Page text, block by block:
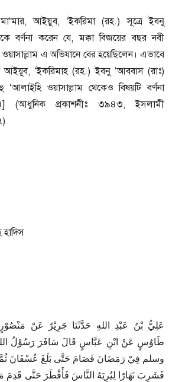
আইয়ুব, ‘ইকরিমা (রহ.) সূত্রে ইবনু
বর্ণনা করেন যে, মক্কা বিজয়ের বছর নবী
ওয়াসাল্লাম এ অভিযানে বের হয়েছিলেন। এভাবে
আইয়ূব, ‘ইকরিমাহ (রহ.) ইবনু ‘আববাস (রাঃ)
‘আলাইহি ওয়াসাল্লাম থেকেও বিষয়টি বর্ণনা
(আধুনিক প্রকাশনীঃ ৩৯৪৩, ইসলামী
হাদিস
عَلِيُّ بْنُ عَبْدِ اللهِ حَدَّثَنَا جَرِيْرٌ عَنْ
طَاوُسٍ عَنْ ابْنِ عَبَّاسٍ قَالَ سَافَرَ رَسُوْلُ
وسلم فِيْ رَمَضَانَ فَصَامَ حَتَّى بَلَغَ عُسْفَانَ ثُمَّ
فَشَرِبَ نَهَارًا لِيُرِيَهُ النَّاسَ فَأَفْطَرَ حَتَّى قَدِمَ